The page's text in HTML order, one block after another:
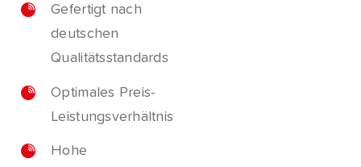
Gefertigt nach
deutschen
Qualitätsstandards
Optimales Preis-
Leistungsverhältnis
Hohe